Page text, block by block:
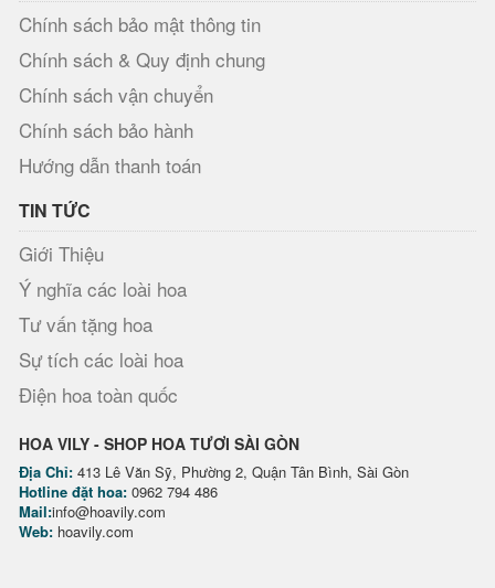
Chính sách bảo mật thông tin
Chính sách & Quy định chung
Chính sách vận chuyển
Chính sách bảo hành
Hướng dẫn thanh toán
TIN TỨC
Giới Thiệu
Ý nghĩa các loài hoa
Tư vấn tặng hoa
Sự tích các loài hoa
Điện hoa toàn quốc
HOA VILY - SHOP HOA TƯƠI SÀI GÒN
Địa Chỉ: 413 Lê Văn Sỹ, Phường 2, Quận Tân Bình, Sài Gòn
Hotline đặt hoa: 0962 794 486
Mail:info@hoavily.com
Web: hoavily.com